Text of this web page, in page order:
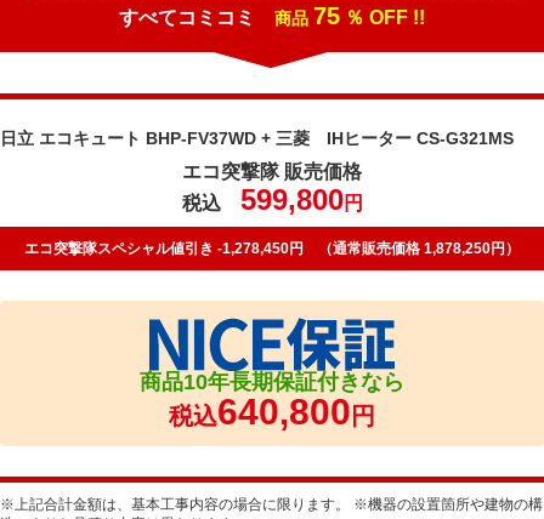
すべてコミコミ 商品 75 ％ OFF !!
日立 エコキュート BHP-FV37WD + 三菱 IHヒーター CS-G321MS
エコ突撃隊 販売価格
税込 599,800円
エコ突撃隊スペシャル値引き -1,278,450円 （通常販売価格 1,878,250円）
商品10年長期保証付きなら
税込640,800 円
※上記合計金額は、基本工事内容の場合に限ります。 ※機器の設置箇所や建物の構